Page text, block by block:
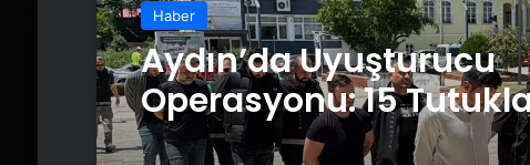
Haber
Aydın’da Uyuşturucu
Operasyonu: 15